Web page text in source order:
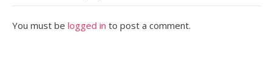
You must be logged in to post a comment.